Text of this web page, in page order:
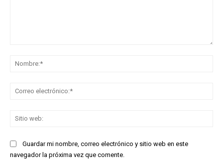
Guardar mi nombre, correo electrónico y sitio web en este
navegador la próxima vez que comente.